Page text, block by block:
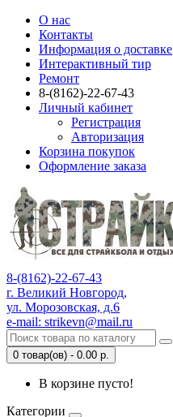
О нас
Контакты
Информация о доставке
Интерактивный тир
Ремонт
8-(8162)-22-67-43
Личный кабинет
Регистрация
Авторизация
Корзина покупок
Оформление заказа
8-(8162)-22-67-43
г. Великий Новгород,
ул. Морозовская, д.6
e-mail: strikevn@mail.ru
0 товар(ов) - 0.00 р.
В корзине пусто!
Категории